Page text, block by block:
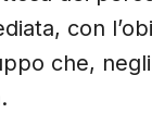
con
che,